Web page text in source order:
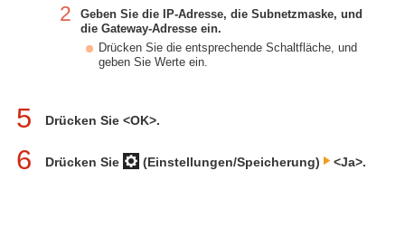
2
Geben Sie die IP-Adresse, die Subnetzmaske, und
die Gateway-Adresse ein.
Drücken Sie die entsprechende Schaltfläche, und
geben Sie Werte ein.
5 Drücken Sie <OK>.
6 Drücken Sie (Einstellungen/Speicherung) <Ja>.